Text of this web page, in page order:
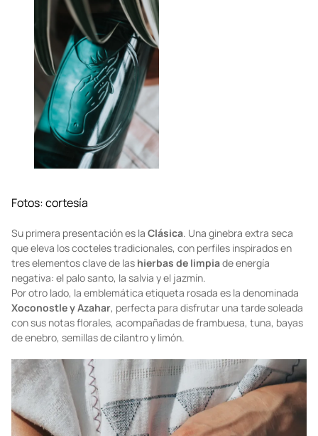
Fotos: cortesía
Su primera presentación es la Clásica. Una ginebra extra seca
que eleva los cocteles tradicionales, con perfiles inspirados en
tres elementos clave de las hierbas de limpiade energía
negativa: el palo santo, la salvia y el jazmín.
Por otro lado, la emblemática etiqueta rosada es la denominada
Xoconostle y Azahar, perfecta para disfrutar una tarde soleada
con sus notas florales, acompañadas de frambuesa, tuna, bayas
de enebro, semillas de cilantro y limón.